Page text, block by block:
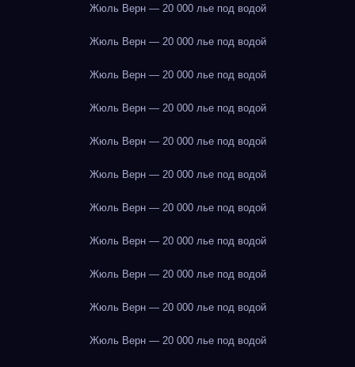
Жюль Верн — 20 000 лье под водой
Жюль Верн — 20 000 лье под водой
Жюль Верн — 20 000 лье под водой
Жюль Верн — 20 000 лье под водой
Жюль Верн — 20 000 лье под водой
Жюль Верн — 20 000 лье под водой
Жюль Верн — 20 000 лье под водой
Жюль Верн — 20 000 лье под водой
Жюль Верн — 20 000 лье под водой
Жюль Верн — 20 000 лье под водой
Жюль Верн — 20 000 лье под водой